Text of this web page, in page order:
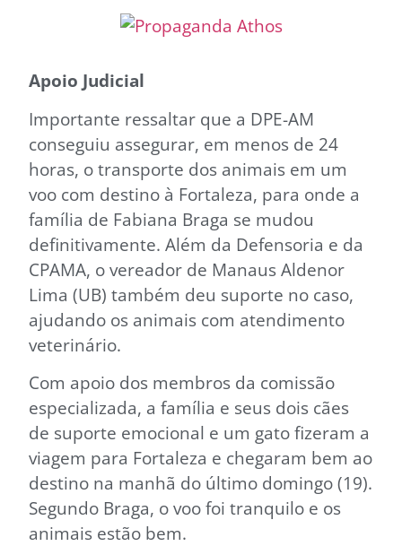
Apoio Judicial
Importante ressaltar que a DPE-AM
conseguiu assegurar, em menos de 24
horas, o transporte dos animais em um
voo com destino à Fortaleza, para onde a
família de Fabiana Braga se mudou
definitivamente. Além da Defensoria e da
CPAMA, o vereador de Manaus Aldenor
Lima (UB) também deu suporte no caso,
ajudando os animais com atendimento
veterinário.
Com apoio dos membros da comissão
especializada, a família e seus dois cães
de suporte emocional e um gato fizeram a
viagem para Fortaleza e chegaram bem ao
destino na manhã do último domingo (19).
Segundo Braga, o voo foi tranquilo e os
animais estão bem.